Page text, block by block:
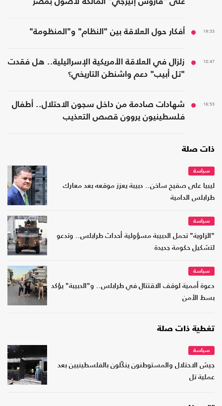
على "فاروس إنيرجي" المالكة لأصول بمصر
19:33 أفكار حول العلاقة بين "النظام" و"المنظومة"
18:47
زلزال في العلاقة الأمريكية الإسرائيلية.. هل فقدت
"تل أبيب" دعم واشنطن التاريخي؟
16:53
شهادات صادمة من داخل سجون الاحتلال.. أطفال
فلسطينيون يروون قصص التعذيب
ذات صلة
سياسة
ليبيا على صفيح ساخن.. دبيبة يعزز موقعه بعد معارك
طرابلس الدامية
سياسة
"الزاوية" تحمل الدبيبة مسؤولية أحداث طرابلس.. وتدعو
لتشكيل حكومة جديدة
سياسة
دعوة أممية لوقف الاقتتال في طرابلس.. و"الدبيبة" يؤكد
بسط الأمن
تغطية ذات صلة
سياسة
جيش الاحتلال والمستوطنون ينكّلون بالفلسطينيين بعد
عملية تل